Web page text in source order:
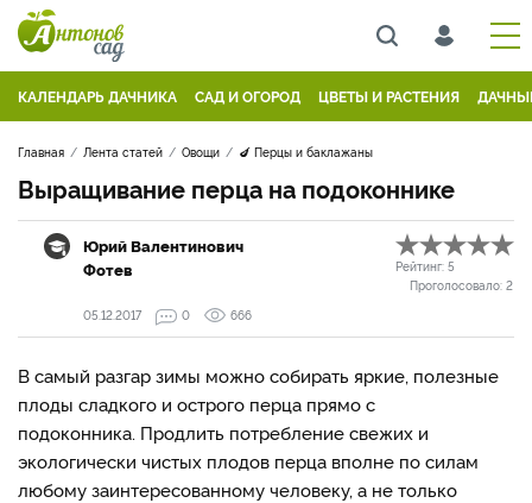
КАЛЕНДАРЬ ДАЧНИКА САД И ОГОРОД ЦВЕТЫ И РАСТЕНИЯ
Главная Лента статей Овощи 🍆 Перцы и баклажаны
Выращивание перца на подоконнике
Юрий Валентинович
Фотев
Рейтинг: 5
Проголосовало: 2
05.12.2017
0 666
В самый разгар зимы можно собирать яркие, полезные
плоды сладкого и острого перца прямо с
подоконника. Продлить потребление свежих и
экологически чистых плодов перца вполне по силам
любому заинтересованному человеку, а не только